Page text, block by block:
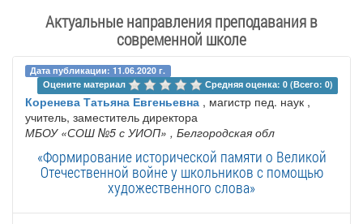
Актуальные направления преподавания в
современной школе
Дата публикации: 11.06.2020 г.
Оцените материал
Средняя оценка: 0 (Всего: 0)
Коренева Татьяна Евгеньевна , магистр пед. наук ,
учитель, заместитель директора
МБОУ «СОШ №5 с УИОП» , Белгородская обл
«Формирование исторической памяти о Великой
Отечественной войне у школьников с помощью
художественного слова»